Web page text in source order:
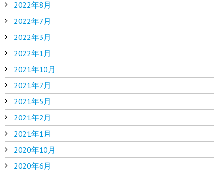
2022年8月
2022年7月
2022年3月
2022年1月
2021年10月
2021年7月
2021年5月
2021年2月
2021年1月
2020年10月
2020年6月